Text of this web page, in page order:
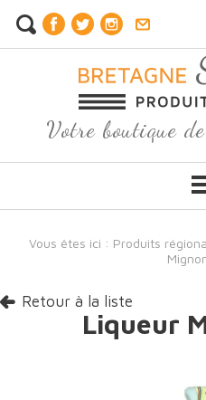
Votre boutique
Vous êtes ici : Produits
Retour à la liste
Liqueur